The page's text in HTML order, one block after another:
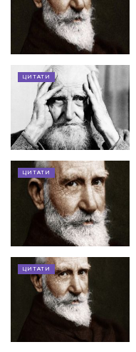
ЦИТАТИ
ЦИТАТИ
ЦИТАТИ